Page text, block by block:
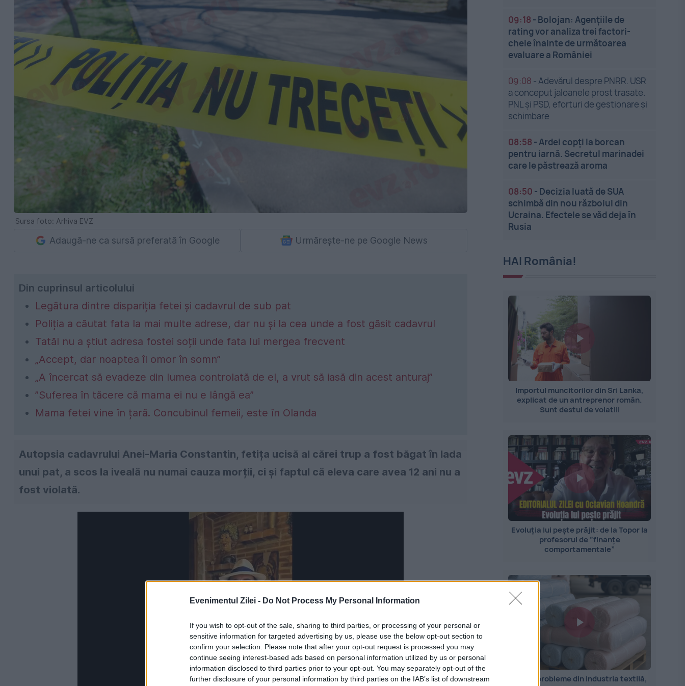
Evenimentul Zilei - Do Not Process My Personal Information
If you wish to opt-out of the sale, sharing to third parties, or processing of your personal or
sensitive information for targeted advertising by us, please use the below opt-out section to
confirm your selection. Please note that after your opt-out request is processed you may
continue seeing interest-based ads based on personal information utilized by us or personal
information disclosed to third parties prior to your opt-out. You may separately opt-out of the
further disclosure of your personal information by third parties on the IAB’s list of downstream
Sursa foto: Arhiva EVZ
Adaugă-ne ca sursă preferată în Google Urmărește-ne pe Google News
Din cuprinsul articolului
Legătura dintre dispariția fetei și cadavrul de sub pat
Poliția a căutat fata la mai multe adrese, dar nu și la cea unde a fost găsit cadavrul
Tatăl nu a știut adresa fostei soții unde fata lui mergea frecvent
„Accept, dar noaptea îl omor în somn”
„A încercat să evadeze din lumea controlată de el, a vrut să iasă din acest anturaj”
”Suferea în tăcere că mama ei nu e lângă ea”
Mama fetei vine în țară. Concubinul femeii, este în Olanda
Autopsia cadavrului Anei-Maria Constantin, fetița ucisă al cărei trup a fost băgat în lada
unui pat, a scos la iveală nu numai cauza morții, ci și faptul că eleva care avea 12 ani nu a
fost violată.
09:18 - Bolojan: Agențiile de
rating vor analiza trei factori-
cheie înainte de următoarea
evaluare a României
09:08 -Adevărul despre PNRR. USR
a conceput jaloanele prost trasate.
PNL și PSD, eforturi de gestionare și
schimbare
08:58 -Ardei copți la borcan
pentru iarnă. Secretul marinadei
care le păstrează aroma
08:50 - Decizia luată de SUA
schimbă din nou războiul din
Ucraina. Efectele se văd deja în
Rusia
HAI România!
Importul muncitorilor din Sri Lanka,
explicat de un antreprenor român.
Sunt destul de volatili
Evoluția lui pește prăjit: de la Topor la
profesorul de ”finanțe
comportamentale”
Marile probleme din industria textilă,